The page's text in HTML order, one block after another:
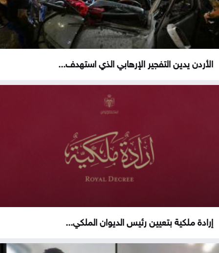
الأردن يدين التفجير الإرهابي الذي استهدف...
إرادة ملكية بتعيين رئيس الديوان الملكي...